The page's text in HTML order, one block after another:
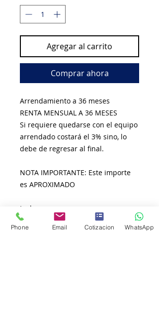
Agregar al carrito
Comprar ahora
Arrendamiento a 36 meses
RENTA MENSUAL A 36 MESES
Si requiere quedarse con el equipo
arrendado costará el 3% sino, lo
debe de regresar al final.
NOTA IMPORTANTE: Este importe
es APROXIMADO
Incluye:
01 Multifuncional Brother a Color
L8900
Phone Email Cotizacion WhatsApp